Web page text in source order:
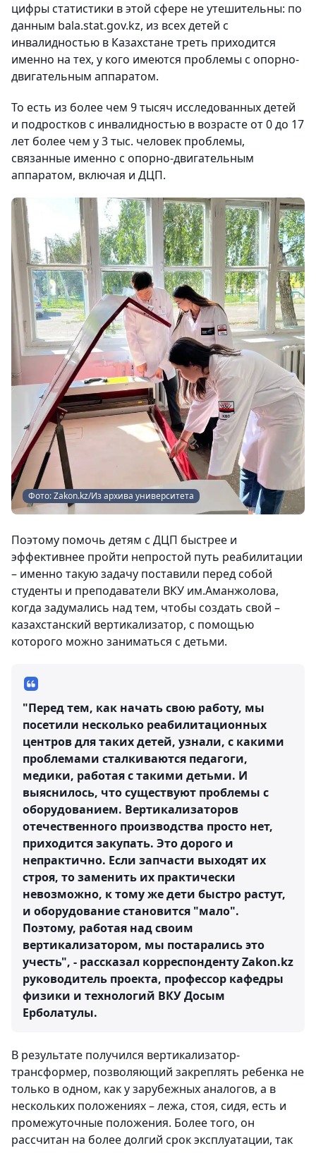
цифры статистики в этой сфере не утешительны: по
данным bala.stat.gov.kz, из всех детей с
инвалидностью в Казахстане треть приходится
именно на тех, у кого имеются проблемы с опорно-
двигательным аппаратом.
То есть из более чем 9 тысяч исследованных детей
и подростков с инвалидностью в возрасте от 0 до 17
лет более чем у 3 тыс. человек проблемы,
связанные именно с опорно-двигательным
аппаратом, включая и ДЦП.
Фото: Zakon.kz/Из архива университета
Поэтому помочь детям с ДЦП быстрее и
эффективнее пройти непростой путь реабилитации
– именно такую задачу поставили перед собой
студенты и преподаватели ВКУ им.Аманжолова,
когда задумались над тем, чтобы создать свой –
казахстанский вертикализатор, с помощью
которого можно заниматься с детьми.
"Перед тем, как начать свою работу, мы
посетили несколько реабилитационных
центров для таких детей, узнали, с какими
проблемами сталкиваются педагоги,
медики, работая с такими детьми. И
выяснилось, что существуют проблемы с
оборудованием. Вертикализаторов
отечественного производства просто нет,
приходится закупать. Это дорого и
непрактично. Если запчасти выходят их
строя, то заменить их практически
невозможно, к тому же дети быстро растут,
и оборудование становится "мало".
Поэтому, работая над своим
вертикализатором, мы постарались это
учесть", - рассказал корреспонденту Zakon.kz
руководитель проекта, профессор кафедры
физики и технологий ВКУ Досым
Ерболатулы.
В результате получился вертикализатор-
трансформер, позволяющий закреплять ребенка не
только в одном, как у зарубежных аналогов, а в
нескольких положениях – лежа, стоя, сидя, есть и
промежуточные положения. Более того, он
рассчитан на более долгий срок эксплуатации, так